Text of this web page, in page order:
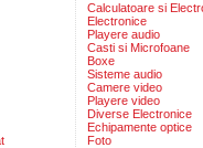
Calculatoare si
Electronice
Playere audio
Casti si Microfoane
Boxe
Sisteme audio
Camere video
Playere video
Diverse Electronice
Echipamente optice
Foto